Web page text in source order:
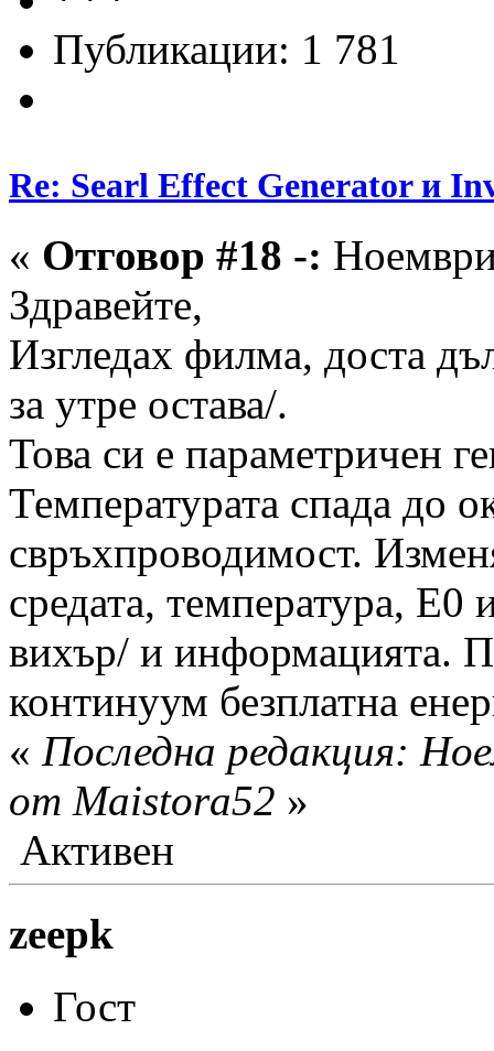
Публикации: 1 781
Re: Searl Effect Generator и
« Отговор #18 -:
Здравейте,
Изгледах филма, доста
за утре остава/.
Това си е параметричен
Температурата спада до
свръхпроводимост.
средата, температура,
вихър/ и информацията.
континуум безплатна
« Последна редакция:
от Maistora52 »
Активен
zeepk
Гост